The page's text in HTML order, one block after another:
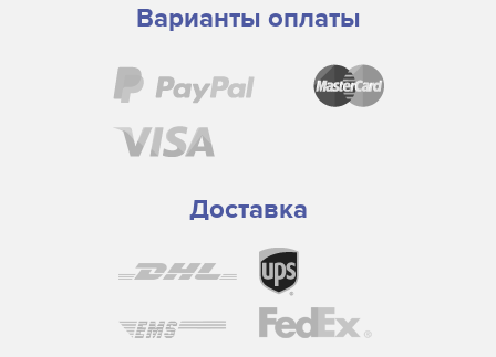
Варианты оплаты
Доставка